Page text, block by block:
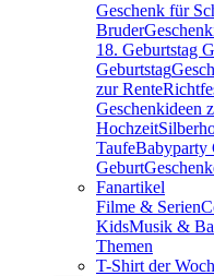
Geschenk für
Bruder
18. Geburtstag
Geburtstag
zur Rente
Geschenkideen
Hochzeit
TaufeBabyparty
Geburt
Fanartikel
Filme & Serien
KidsMusik &
Themen
T-Shirt der